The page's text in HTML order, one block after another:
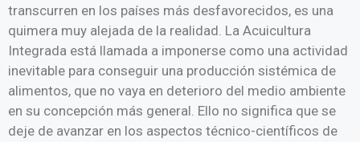
transcurren en los países más desfavorecidos, es una
quimera muy alejada de la realidad. La Acuicultura
Integrada está llamada a imponerse como una actividad
inevitable para conseguir una producción sistémica de
alimentos, que no vaya en deterioro del medio ambiente
en su concepción más general. Ello no significa que se
deje de avanzar en los aspectos técnico-científicos de